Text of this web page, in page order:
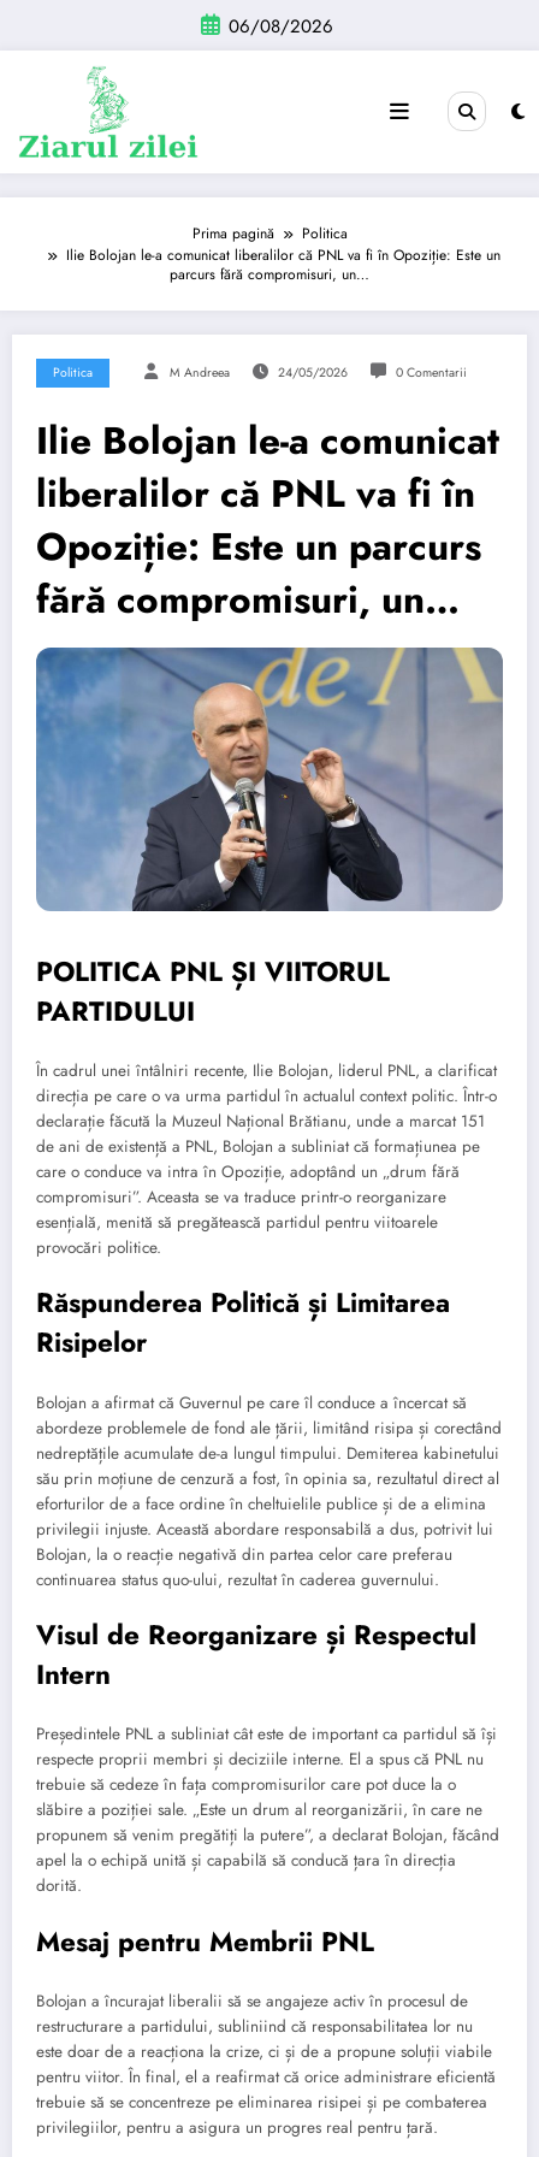
conținut
06/08/2026
Prima pagină
Politica
Ilie Bolojan le-a comunicat liberalilor că PNL va fi în Opoziție: Este un
parcurs fără compromisuri, un…
Politica M Andreea 24/05/2026 0 Comentarii
Ilie Bolojan le-a comunicat
liberalilor că PNL va fi în
Opoziție: Este un parcurs
fără compromisuri, un…
POLITICA PNL ȘI VIITORUL
PARTIDULUI
În cadrul unei întâlniri recente, Ilie Bolojan, liderul PNL, a clarificat
direcția pe care o va urma partidul în actualul context politic. Într-o
declarație făcută la Muzeul Național Brătianu, unde a marcat 151
de ani de existență a PNL, Bolojan a subliniat că formațiunea pe
care o conduce va intra în Opoziție, adoptând un „drum fără
compromisuri”. Aceasta se va traduce printr-o reorganizare
esențială, menită să pregătească partidul pentru viitoarele
provocări politice.
Răspunderea Politică și Limitarea
Risipelor
Bolojan a afirmat că Guvernul pe care îl conduce a încercat să
abordeze problemele de fond ale țării, limitând risipa și corectând
nedreptățile acumulate de-a lungul timpului. Demiterea kabinetului
său prin moțiune de cenzură a fost, în opinia sa, rezultatul direct al
eforturilor de a face ordine în cheltuielile publice și de a elimina
privilegii injuste. Această abordare responsabilă a dus, potrivit lui
Bolojan, la o reacție negativă din partea celor care preferau
continuarea status quo-ului, rezultat în caderea guvernului.
Visul de Reorganizare și Respectul
Intern
Președintele PNL a subliniat cât este de important ca partidul să își
respecte proprii membri și deciziile interne. El a spus că PNL nu
trebuie să cedeze în fața compromisurilor care pot duce la o
slăbire a poziției sale. „Este un drum al reorganizării, în care ne
propunem să venim pregătiți la putere”, a declarat Bolojan, făcând
apel la o echipă unită și capabilă să conducă țara în direcția
dorită.
Mesaj pentru Membrii PNL
Bolojan a încurajat liberalii să se angajeze activ în procesul de
restructurare a partidului, subliniind că responsabilitatea lor nu
este doar de a reacționa la crize, ci și de a propune soluții viabile
pentru viitor. În final, el a reafirmat că orice administrare eficientă
trebuie să se concentreze pe eliminarea risipei și pe combaterea
privilegiilor, pentru a asigura un progres real pentru țară.